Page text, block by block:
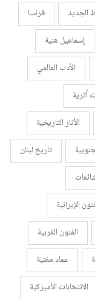
الجديد
فرنسا
إسماعيل هنية
الأدب العالمي
أثرية
الأثار التاريخية
تاريخ لبنان
الإيرانية
الفنون الغربية
عماد مغنية
الانتخابات الأميركية